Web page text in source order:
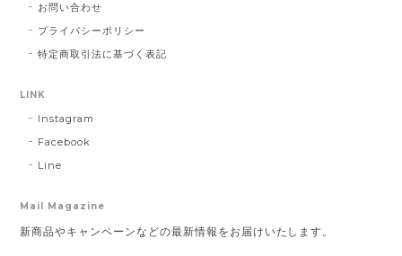
お問い合わせ
プライバシーポリシー
特定商取引法に基づく表記
LINK
Instagram
Facebook
Line
Mail Magazine
新商品やキャンペーンなどの最新情報をお届けいたします。